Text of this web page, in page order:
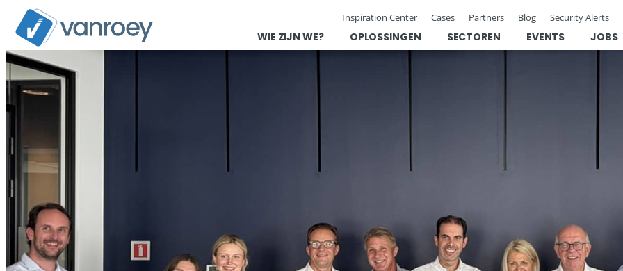
Inspiration Center Cases Partners Blog Security Alerts
WIE ZIJN WE? OPLOSSINGEN SECTOREN EVENTS JOBS